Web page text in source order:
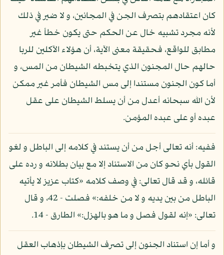
كان اعتقادهم بتصرف الجن في المجانين، و لا ضير في ذلك
لأنه مجرد تشبيه خال عن الحكم حتى يكون خطأ غير
مطابق للواقع، فحقيقة معنى الآية، أن هؤلاء الآكلين للربا
حالهم حال المجنون الذي يتخبطه الشيطان من المس، و
أما كون الجنون مستندا إلى مس الشيطان فأمر غير ممكن
لأن الله سبحانه أعدل من أن يسلط الشيطان على عقل
عبده أو على عبده المؤمن.
ففيه: أنه تعالى أجل من أن يستند في كلامه إلى الباطل و لغو
القول بأي نحو كان من الاستناد إلا مع بيان بطلانه و رده على
قائله، و قد قال تعالى: في وصف كلامه «كتاب عزيز لا يأتيه
الباطل من بين يديه و لا من خلفه:» فصلت - 42، و قال
تعالى: «إنه لقول فصل و ما هو بالهزل:» الطارق - 14.
و أما إن استناد الجنون إلى تصرف الشيطان بإذهاب العقل